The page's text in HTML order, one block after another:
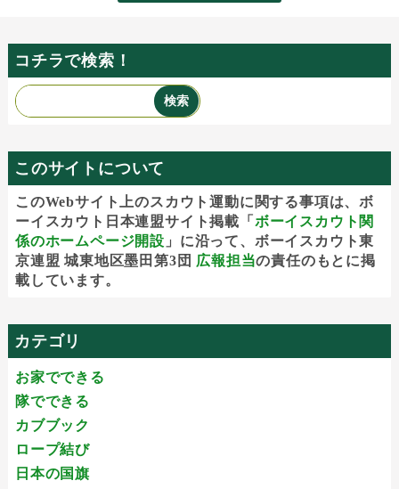
コチラで検索！
このサイトについて
このWebサイト上のスカウト運動に関する事項は、ボ
ーイスカウト日本連盟サイト掲載「 ボーイスカウト関
係のホームページ開設 」に沿って、ボーイスカウト東
京連盟 城東地区墨田第3団 広報担当の責任のもとに掲
載しています。
カテゴリ
お家でできる
隊でできる
カブブック
ロープ結び
日本の国旗